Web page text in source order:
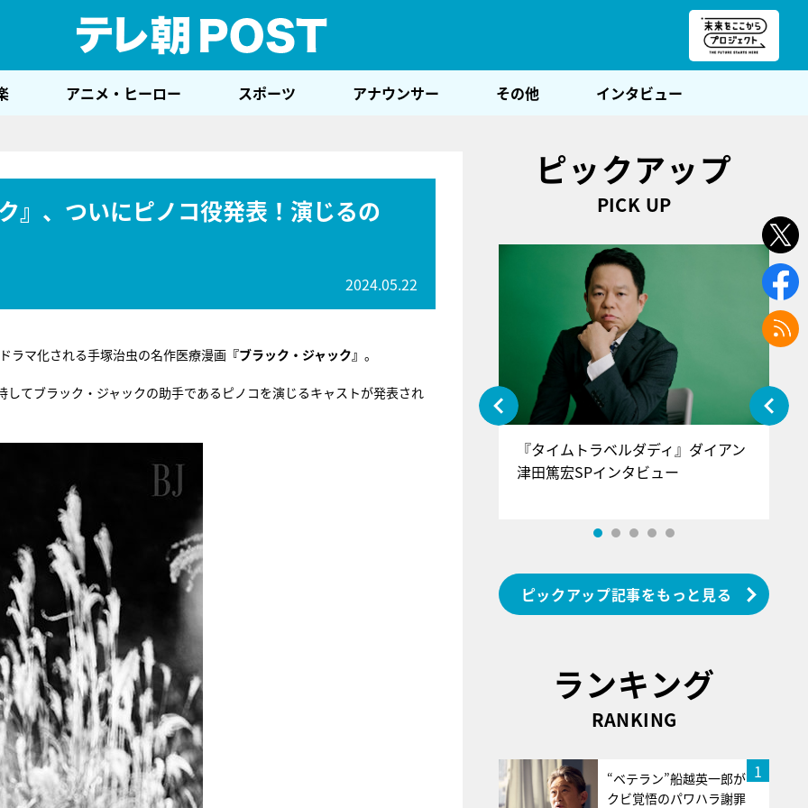
アニメ・ヒーロー スポーツ アナウンサー その他 インタビュー
』、ついにピノコ役発表！演じるの
2024.05.22
ラマ化される手塚治虫の名作医療漫画 『ブラック・ジャック』 。
てブラック・ジャックの助手であるピノコを演じるキャストが発表され
ピックアップ
PICK UP
『タイムトラベルダディ』ダイアン
津田篤宏SPインタビュー
ピックアップ記事をもっと見る
ランキング
RANKING
1
“ベテラン”船越英一郎が
クビ覚悟のパワハラ謝罪